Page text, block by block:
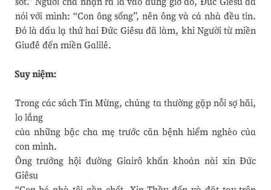
nói với mình: “Con ông sống”, nên ông và cả nhà đều tin.
Đó là dấu lạ thứ hai Đức Giêsu đã làm, khi Người từ miền
Giuđê đến miền Galilê.
Suy niệm:
Trong các sách Tin Mừng, chúng ta thường gặp nỗi sợ hãi,
lo lắng
của những bậc cha mẹ trước căn bệnh hiểm nghèo của
con mình.
Ông trưởng hội đường Giairô khẩn khoản nài xin Đức
Giêsu